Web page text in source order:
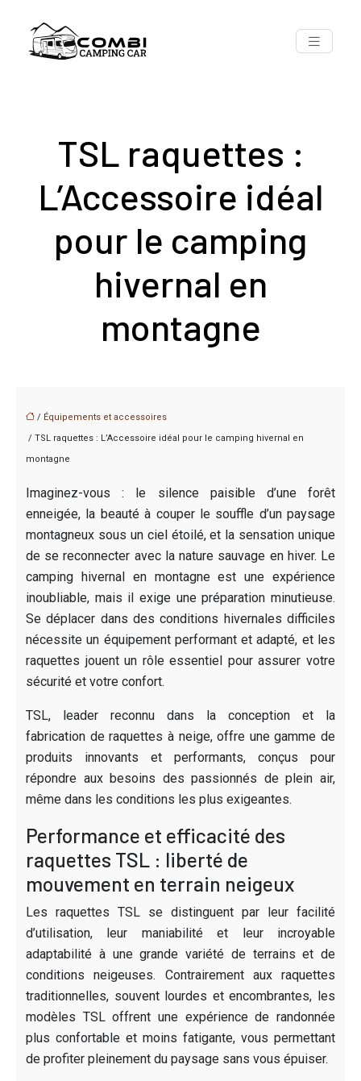
TSL raquettes :
L’Accessoire idéal
pour le camping
hivernal en
montagne
/ Équipements et accessoires
/ TSL raquettes : L’Accessoire idéal pour le camping hivernal en
montagne
Imaginez-vous : le silence paisible d’une forêt
enneigée, la beauté à couper le souffle d’un paysage
montagneux sous un ciel étoilé, et la sensation unique
de se reconnecter avec la nature sauvage en hiver. Le
camping hivernal en montagne est une expérience
inoubliable, mais il exige une préparation minutieuse.
Se déplacer dans des conditions hivernales difficiles
nécessite un équipement performant et adapté, et les
raquettes jouent un rôle essentiel pour assurer votre
sécurité et votre confort.
TSL, leader reconnu dans la conception et la
fabrication de raquettes à neige, offre une gamme de
produits innovants et performants, conçus pour
répondre aux besoins des passionnés de plein air,
même dans les conditions les plus exigeantes.
Performance et efficacité des
raquettes TSL : liberté de
mouvement en terrain neigeux
Les raquettes TSL se distinguent par leur facilité
d’utilisation, leur maniabilité et leur incroyable
adaptabilité à une grande variété de terrains et de
conditions neigeuses. Contrairement aux raquettes
traditionnelles, souvent lourdes et encombrantes, les
modèles TSL offrent une expérience de randonnée
plus confortable et moins fatigante, vous permettant
de profiter pleinement du paysage sans vous épuiser.